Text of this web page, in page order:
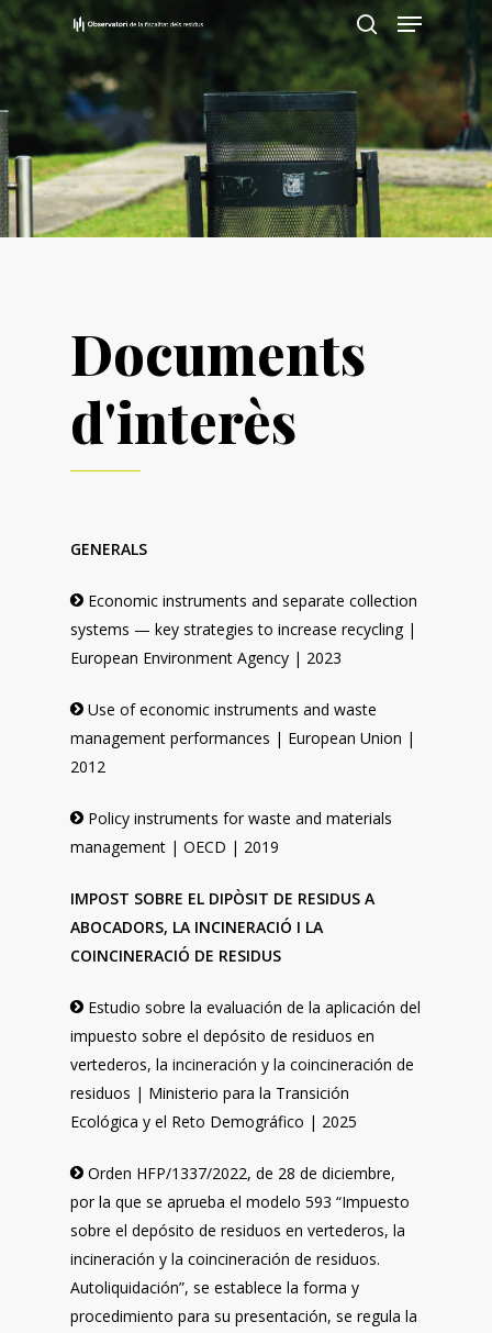
Prem Enter per cercar o ESC per tancar
Documents
d'interès
GENERALS
Economic instruments and separate collection
systems — key strategies to increase recycling |
European Environment Agency | 2023
Use of economic instruments and waste
management performances | European Union |
2012
Policy instruments for waste and materials
management | OECD | 2019
IMPOST SOBRE EL DIPÒSIT DE RESIDUS A
ABOCADORS, LA INCINERACIÓ I LA
COINCINERACIÓ DE RESIDUS
Estudio sobre la evaluación de la aplicación del
impuesto sobre el depósito de residuos en
vertederos, la incineración y la coincineración de
residuos | Ministerio para la Transición
Ecológica y el Reto Demográfico | 2025
Orden HFP/1337/2022, de 28 de diciembre,
por la que se aprueba el modelo 593 “Impuesto
sobre el depósito de residuos en vertederos, la
incineración y la coincineración de residuos.
Autoliquidación”, se establece la forma y
procedimiento para su presentación, se regula la